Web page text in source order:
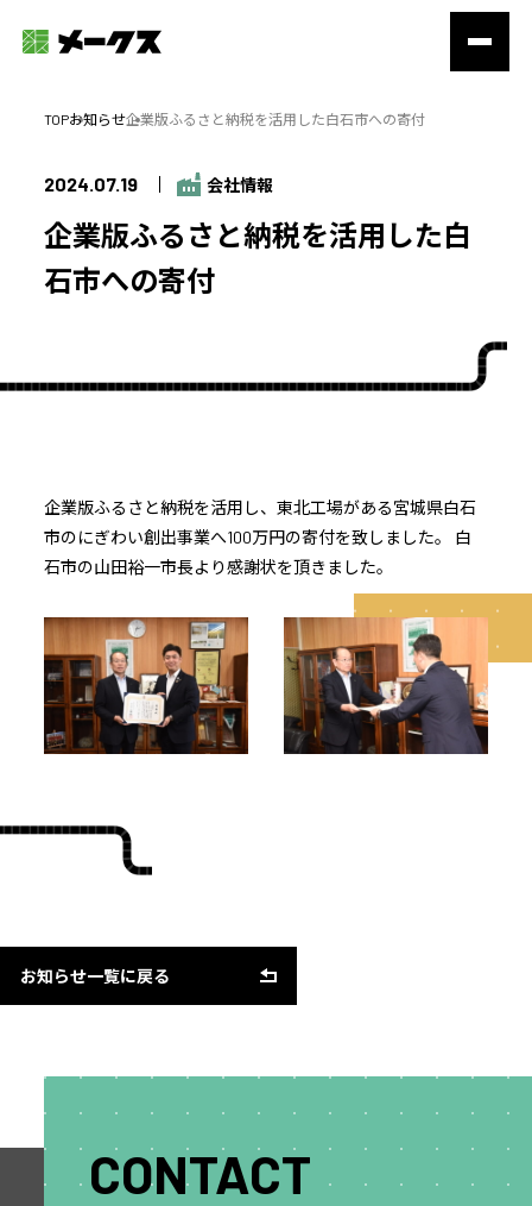
TOPお知らせ企業版ふるさと納税を活用した白石市への寄付
2024.07.19 会社情報
企業版ふるさと納税を活用した白
石市への寄付
企業版ふるさと納税を活用し、東北工場がある宮城県白石
市のにぎわい創出事業へ100万円の寄付を致しました。 白
石市の山田裕一市長より感謝状を頂きました。
お知らせ一覧に戻る
CONTACT